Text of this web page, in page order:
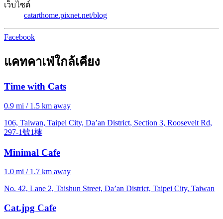
เว็บไซต์
catarthome.pixnet.net/blog
Facebook
แคทคาเฟ่ใกล้เคียง
Time with Cats
0.9 mi / 1.5 km away
106, Taiwan, Taipei City, Da’an District, Section 3, Roosevelt Rd,
297-1號1樓
Minimal Cafe
1.0 mi / 1.7 km away
No. 42, Lane 2, Taishun Street, Da’an District, Taipei City, Taiwan
Cat.jpg Cafe